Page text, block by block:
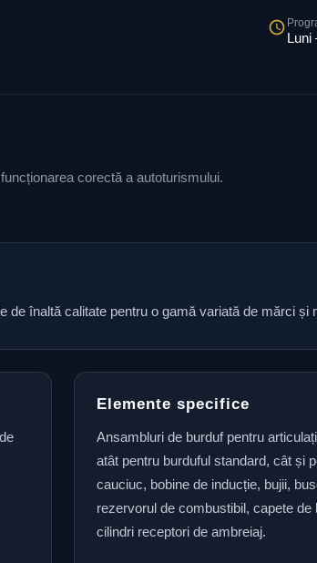
Luni
corectă a autoturismului.
de înaltă calitate pentru o gamă variată de mărci și
Elemente specifice
Ansambluri de burduf pentru
atât pentru burduful standard, cât și
cauciuc, bobine de inducție, bujii,
rezervorul de combustibil, capete de
cilindri receptori de ambreiaj.